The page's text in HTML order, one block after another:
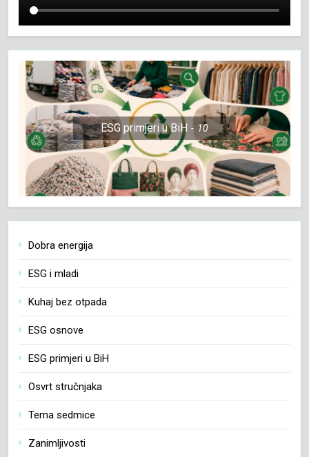
ESG primjeri u BiH 10
Dobra energija
ESG i mladi
Kuhaj bez otpada
ESG osnove
ESG primjeri u BiH
Osvrt stručnjaka
Tema sedmice
Zanimljivosti